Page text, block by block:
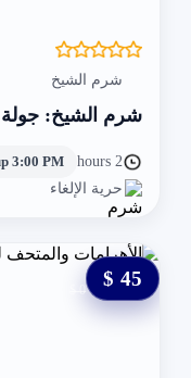
شرم الشيخ
شرم الشيخ:
2 hours
3:00 PM
حرية الإلغاء
45 $
0 $